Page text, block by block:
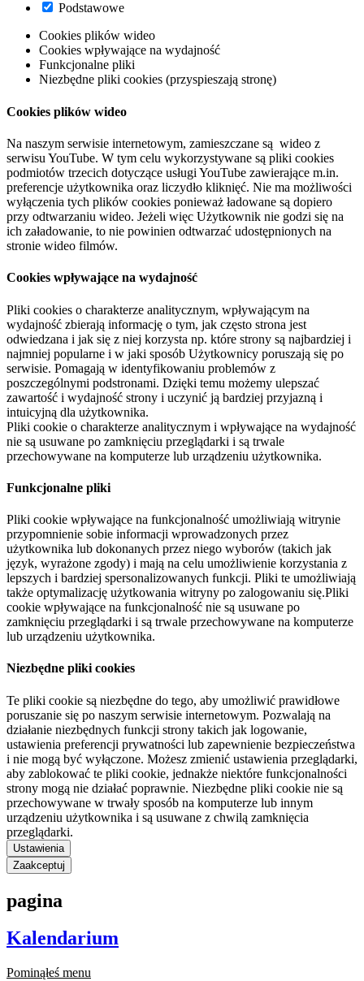
Podstawowe
Cookies plików wideo
Cookies wpływające na wydajność
Funkcjonalne pliki
Niezbędne pliki cookies (przyspieszają stronę)
Cookies plików wideo
Na naszym serwisie internetowym, zamieszczane są wideo z
serwisu YouTube. W tym celu wykorzystywane są pliki cookies
podmiotów trzecich dotyczące usługi YouTube zawierające m.in.
preferencje użytkownika oraz liczydło kliknięć. Nie ma możliwości
wyłączenia tych plików cookies ponieważ ładowane są dopiero
przy odtwarzaniu wideo. Jeżeli więc Użytkownik nie godzi się na
ich załadowanie, to nie powinien odtwarzać udostępnionych na
stronie wideo filmów.
Cookies wpływające na wydajność
Pliki cookies o charakterze analitycznym, wpływającym na
wydajność zbierają informację o tym, jak często strona jest
odwiedzana i jak się z niej korzysta np. które strony są najbardziej i
najmniej popularne i w jaki sposób Użytkownicy poruszają się po
serwisie. Pomagają w identyfikowaniu problemów z
poszczególnymi podstronami. Dzięki temu możemy ulepszać
zawartość i wydajność strony i uczynić ją bardziej przyjazną i
intuicyjną dla użytkownika.
Pliki cookie o charakterze analitycznym i wpływające na wydajność
nie są usuwane po zamknięciu przeglądarki i są trwale
przechowywane na komputerze lub urządzeniu użytkownika.
Funkcjonalne pliki
Pliki cookie wpływające na funkcjonalność umożliwiają witrynie
przypomnienie sobie informacji wprowadzonych przez
użytkownika lub dokonanych przez niego wyborów (takich jak
język, wyrażone zgody) i mają na celu umożliwienie korzystania z
lepszych i bardziej spersonalizowanych funkcji. Pliki te umożliwiają
także optymalizację użytkowania witryny po zalogowaniu się.Pliki
cookie wpływające na funkcjonalność nie są usuwane po
zamknięciu przeglądarki i są trwale przechowywane na komputerze
lub urządzeniu użytkownika.
Niezbędne pliki cookies
Te pliki cookie są niezbędne do tego, aby umożliwić prawidłowe
poruszanie się po naszym serwisie internetowym. Pozwalają na
działanie niezbędnych funkcji strony takich jak logowanie,
ustawienia preferencji prywatności lub zapewnienie bezpieczeństwa
i nie mogą być wyłączone. Możesz zmienić ustawienia przeglądarki,
aby zablokować te pliki cookie, jednakże niektóre funkcjonalności
strony mogą nie działać poprawnie. Niezbędne pliki cookie nie są
przechowywane w trwały sposób na komputerze lub innym
urządzeniu użytkownika i są usuwane z chwilą zamknięcia
przeglądarki.
Ustawienia
Zaakceptuj
pagina
Kalendarium
Pominąłeś menu